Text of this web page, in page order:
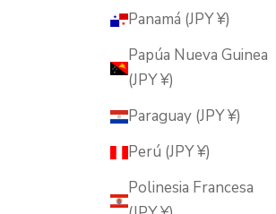
Panamá (JPY ¥)
Papúa Nueva Guinea
(JPY ¥)
Paraguay (JPY ¥)
Perú (JPY ¥)
Polinesia Francesa